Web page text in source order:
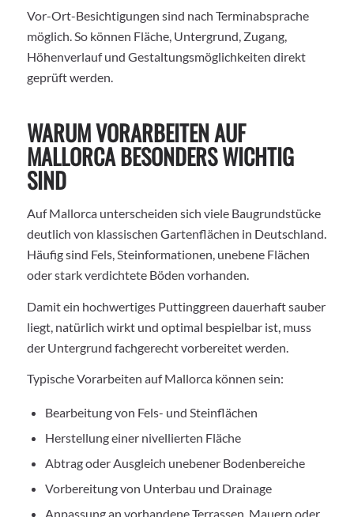
Vor-Ort-Besichtigungen sind nach Terminabsprache
möglich. So können Fläche, Untergrund, Zugang,
Höhenverlauf und Gestaltungsmöglichkeiten direkt
geprüft werden.
WARUM VORARBEITEN AUF
MALLORCA BESONDERS WICHTIG
SIND
Auf Mallorca unterscheiden sich viele Baugrundstücke
deutlich von klassischen Gartenflächen in Deutschland.
Häufig sind Fels, Steinformationen, unebene Flächen
oder stark verdichtete Böden vorhanden.
Damit ein hochwertiges Puttinggreen dauerhaft sauber
liegt, natürlich wirkt und optimal bespielbar ist, muss
der Untergrund fachgerecht vorbereitet werden.
Typische Vorarbeiten auf Mallorca können sein:
Bearbeitung von Fels- und Steinflächen
Herstellung einer nivellierten Fläche
Abtrag oder Ausgleich unebener Bodenbereiche
Vorbereitung von Unterbau und Drainage
Anpassung an vorhandene Terrassen, Mauern oder